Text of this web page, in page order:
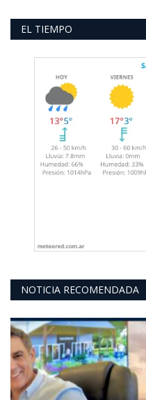
EL TIEMPO
NOTICIA RECOMENDADA